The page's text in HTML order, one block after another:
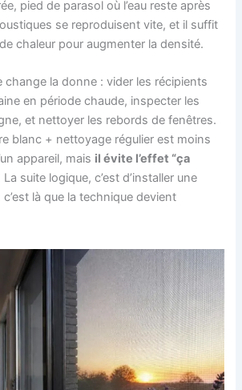
pied de parasol où l’eau reste après
se reproduisent vite, et il suffit
chaleur pour augmenter la densité.
change la donne : vider les récipients
en période chaude, inspecter les
et nettoyer les rebords de fenêtres.
blanc + nettoyage régulier est moins
appareil, mais il évite l’effet “ça
La suite logique, c’est d’installer une
là que la technique devient